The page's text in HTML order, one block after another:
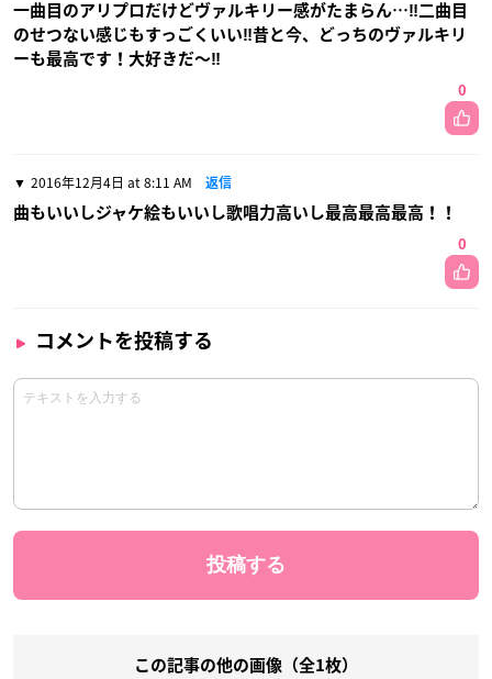
一曲目のアリプロだけどヴァルキリー感がたまらん…‼︎二曲目
のせつない感じもすっごくいい‼︎昔と今、どっちのヴァルキリ
ーも最高です！大好きだ〜‼︎
0
2016年12月4日 at 8:11 AM 返信
曲もいいしジャケ絵もいいし歌唱力高いし最高最高最高！！
0
コメントを投稿する
この記事の他の画像（全1枚）